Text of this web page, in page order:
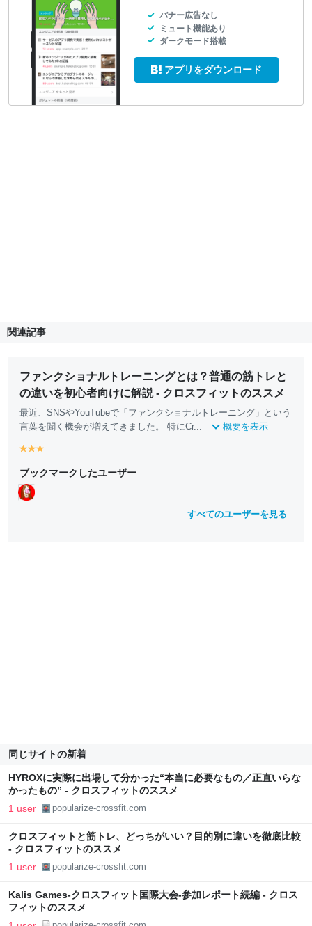
バナー広告なし
ミュート機能あり
ダークモード搭載
アプリをダウンロード
関連記事
ファンクショナルトレーニングとは？普通の筋トレと
の違いを初心者向けに解説 - クロスフィットのススメ
最近、 SNSやYouTubeで「ファンクショナルトレーニング」という
言葉を聞く機会が増えてきました。 特にCr...
概要を表示
y
ll
o
w
y
ll
o
w
ll
ブックマークしたユーザー
すべてのユーザーを見る
同じサイトの新着
HYROXに実際に出場して分かった“本当に必要なもの／正直いらな
かったもの” - クロスフィットのススメ
1 user popularize-crossfit.com
クロスフィットと筋トレ、どっちがいい？目的別に違いを徹底比較
- クロスフィットのススメ
1 user popularize-crossfit.com
Kalis Games-クロスフィット国際大会-参加レポート続編 - クロス
フィットのススメ